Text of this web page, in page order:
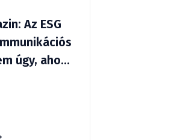
Az ESG
úgy, ahogy